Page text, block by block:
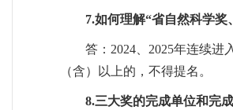
7.如何理解“省自然科学
答：2024、2025年连续进
（含）以上的，不得提名。
8.三大奖的完成单位和完